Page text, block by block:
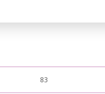
83